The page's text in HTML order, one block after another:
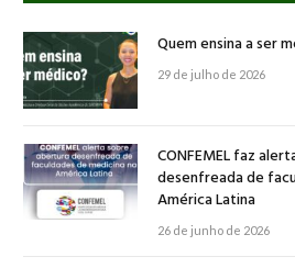
Quem ensina a ser
29 de julho de 2026
CONFEMEL faz
desenfreada de
América Latina
26 de junho de 2026